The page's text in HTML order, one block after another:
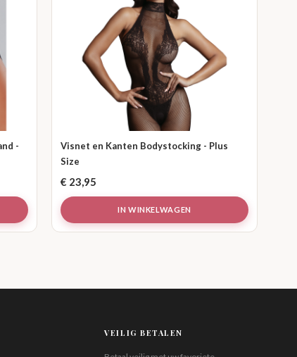
-
Visnet en Kanten Bodystocking - Plus
Size
€ 23,95
IN WINKELWAGEN
VEILIG BETALEN